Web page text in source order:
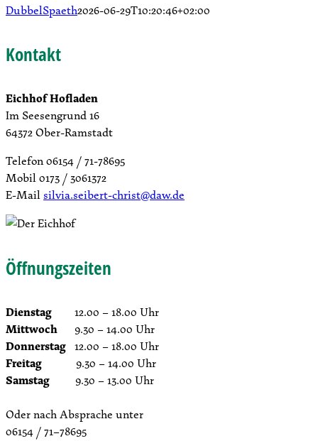
DubbelSpaeth2026-06-29T10:20:46+02:00
Kontakt
Eichhof Hofladen
Im Seesengrund 16
64372 Ober-Ramstadt
Telefon 06154 / 71-78695
Mobil 0173 / 3061372
E-Mailsilvia.seibert-christ@daw.de
Öffnungszeiten
Dienstag 12.00 – 18.00 Uhr
Mittwoch 9.30 – 14.00 Uhr
Donnerstag 12.00 – 18.00 Uhr
Freitag 9.30 – 14.00 Uhr
Samstag 9.30 – 13.00 Uhr
Oder nach Absprache unter
06154 / 71–78695